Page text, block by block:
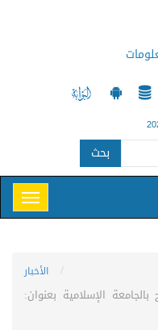
بحث
الأخبار
الإسلامية بعنوان: